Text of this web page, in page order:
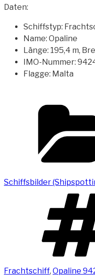
Daten:
Schiffstyp:
Name: Opaline
Länge: 195,4 m,
IMO-Nummer:
Flagge: Malta
Schiffsbilder
Frachtschiff, Opaline